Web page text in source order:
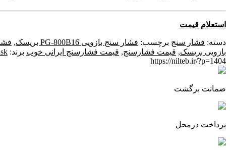
استعلام قیمت
دسته: فشار سنج برچسب: فشار سنج بازویی PG-800B16 بریسک ,
بازویی بریسک, قیمت فشارسنج, قیمت فشارسنج ایرانی خوب برند:
https://nilteb.ir/?p=1404
ضمانت برگشت
پرداخت درمحل